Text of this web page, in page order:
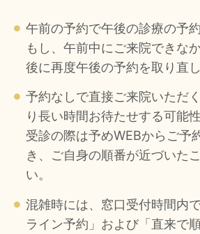
午前の予約で午後の診療の予
もし、午前中にご来院できな
後に再度午後の予約を取り直
予約なしで直接ご来院いただ
り長い時間お待たせする可能
受診の際は予めWEBからご予
き、ご自身の順番が近づいた
い。
混雑時には、窓口受付時間内
ライン予約」および「直来で